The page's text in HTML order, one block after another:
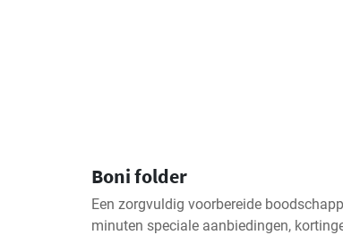
Boni folder
Een zorgvuldig voorbereide
minuten speciale aanbiedingen,